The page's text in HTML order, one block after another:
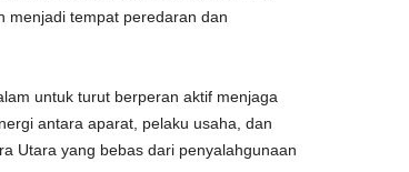
menjadi tempat peredaran dan
untuk turut berperan aktif menjaga
antara aparat, pelaku usaha, dan
Utara yang bebas dari penyalahgunaan